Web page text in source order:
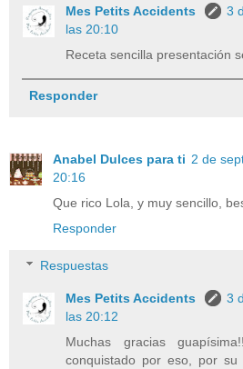
Mes Petits Accidents
3
las 20:10
Receta sencilla presentación
Responder
Anabel Dulces para ti 2 de
20:16
Que rico Lola, y muy sencillo,
Responder
Respuestas
Mes Petits Accidents
3
las 20:12
Muchas gracias
conquistado por eso, por